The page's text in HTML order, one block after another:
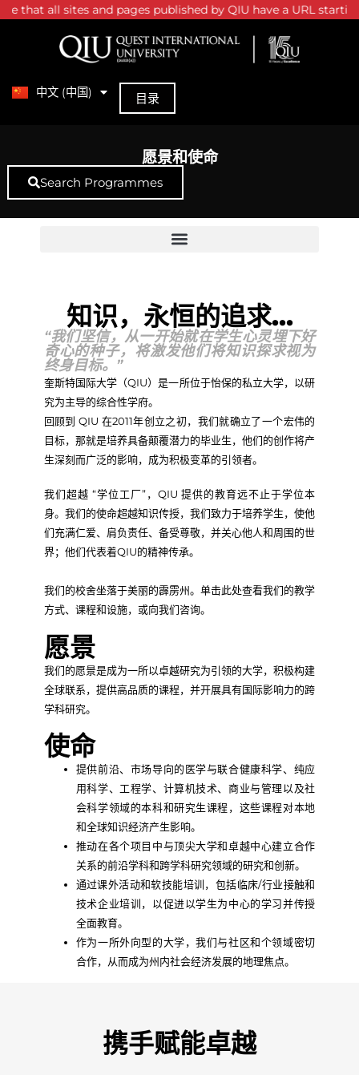
that all sites and pages published by QIU have a URL
中文 (中国)
English 目录
愿景和使命
Search Programmes
知识，永恒的追求...
“我们坚信，从一开始就在学生心灵埋下好
奇心的种子，将激发他们将知识探求视为
终身目标。”
奎斯特国际大学（QIU）是一所位于怡保的私立大学，以研
究为主导的综合性学府。
回顾到 QIU 在2011年创立之初，我们就确立了一个宏伟的
目标，那就是培养具备颠覆潜力的毕业生，他们的创作将产
生深刻而广泛的影响，成为积极变革的引领者。
我们超越 “学位工厂”，QIU 提供的教育远不止于学位本
身。我们的使命超越知识传授，我们致力于培养学生，使他
们充满仁爱、肩负责任、备受尊敬，并关心他人和周围的世
界；他们代表着QIU的精神传承。
我们的校舍坐落于美丽的霹雳州。单击此处查看我们的教学
方式、课程和设施，或向我们咨询。
愿景
我们的愿景是成为一所以卓越研究为引领的大学，积极构建
全球联系，提供高品质的课程，并开展具有国际影响力的跨
学科研究。
使命
提供前沿、市场导向的医学与联合健康科学、纯应
用科学、工程学、计算机技术、商业与管理以及社
会科学领域的本科和研究生课程，这些课程对本地
和全球知识经济产生影响。
推动在各个项目中与顶尖大学和卓越中心建立合作
关系的前沿学科和跨学科研究领域的研究和创新。
通过课外活动和软技能培训，包括临床/行业接触和
技术企业培训，以促进以学生为中心的学习并传授
全面教育。
作为一所外向型的大学，我们与社区和个领域密切
合作，从而成为州内社会经济发展的地理焦点。
携手赋能卓越